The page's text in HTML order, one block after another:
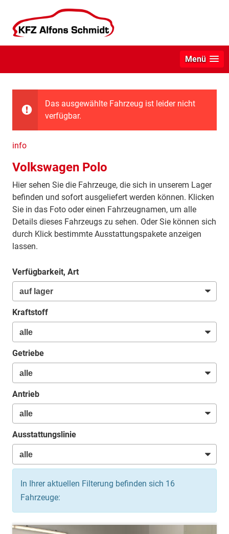
Menü
Das ausgewählte Fahrzeug ist leider nicht
verfügbar.
info
Volkswagen Polo
Hier sehen Sie die Fahrzeuge, die sich in unserem Lager
befinden und sofort ausgeliefert werden können. Klicken
Sie in das Foto oder einen Fahrzeugnamen, um alle
Details dieses Fahrzeugs zu sehen. Oder Sie können sich
durch Klick bestimmte Ausstattungspakete anzeigen
lassen.
Verfügbarkeit, Art
Kraftstoff
Getriebe
Antrieb
Ausstattungslinie
In Ihrer aktuellen Filterung befinden sich 16
Fahrzeuge: